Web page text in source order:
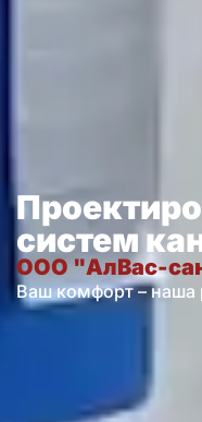
систем
ООО "АлВас-
Ваш комфорт – наша